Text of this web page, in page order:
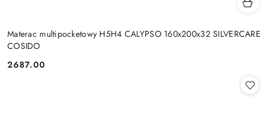
Materac multipocketowy H5H4 CALYPSO 160x200x32 SILVERCARE
COSIDO
Cena:
2687.00